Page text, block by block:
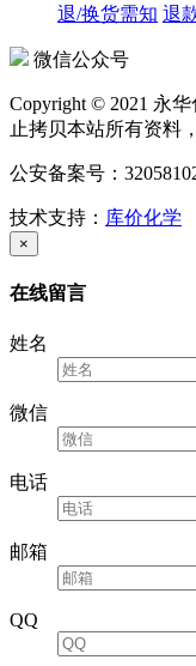
退/换货需知 退
微信公众号
Copyright © 2021 永
止拷贝本站所有资料
公安备案号：
技术支持： 库价化学
×
在线留言
姓名
微信
电话
邮箱
QQ